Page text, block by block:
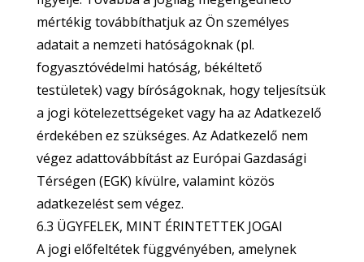
mértékig továbbíthatjuk az Ön személyes
adatait a nemzeti hatóságoknak (pl.
fogyasztóvédelmi hatóság, békéltető
testületek) vagy bíróságoknak, hogy teljesítsük
a jogi kötelezettségeket vagy ha az Adatkezelő
érdekében ez szükséges. Az Adatkezelő nem
végez adattovábbítást az Európai Gazdasági
Térségen (EGK) kívülre, valamint közös
adatkezelést sem végez.
6.3 ÜGYFELEK, MINT ÉRINTETTEK JOGAI
A jogi előfeltétek függvényében, amelynek